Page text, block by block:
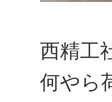
西精工
何やら